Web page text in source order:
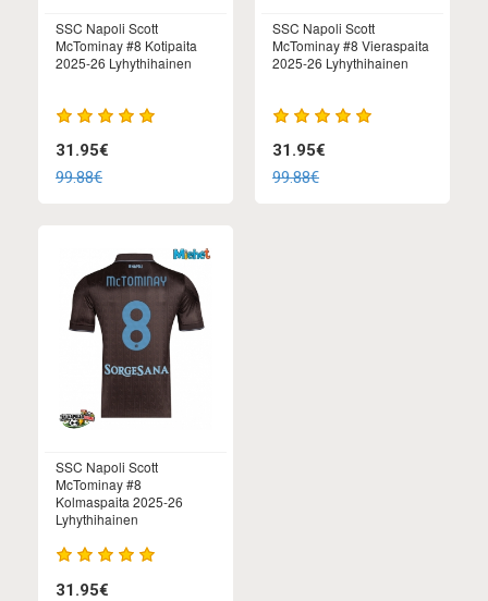
SSC Napoli Scott
McTominay #8 Kotipaita
2025-26 Lyhythihainen
31.95€
99.88€
SSC Napoli Scott
McTominay #8 Vieraspaita
2025-26 Lyhythihainen
31.95€
99.88€
SSC Napoli Scott
McTominay #8
Kolmaspaita 2025-26
Lyhythihainen
31.95€